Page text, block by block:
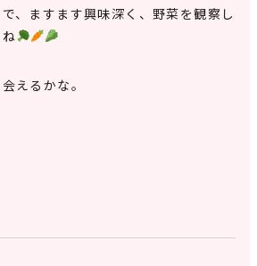
、ますます興味深く、野菜を観察し
えるかな。